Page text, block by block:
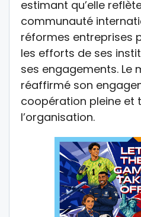
estimant qu’elle
communauté
réformes entreprises
les efforts de ses
ses engagements. Le
réaffirmé son
coopération pleine et
l’organisation.